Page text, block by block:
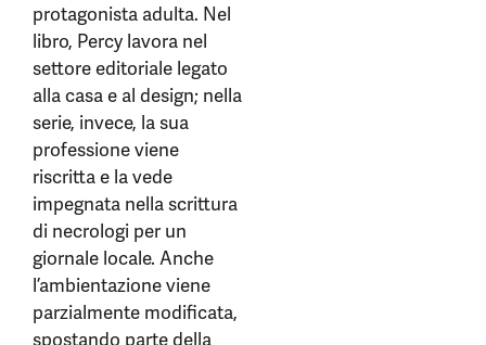
protagonista adulta. Nel
libro, Percy lavora nel
settore editoriale legato
alla casa e al design; nella
serie, invece, la sua
professione viene
riscritta e la vede
impegnata nella scrittura
di necrologi per un
giornale locale. Anche
l’ambientazione viene
parzialmente modificata,
spostando parte della